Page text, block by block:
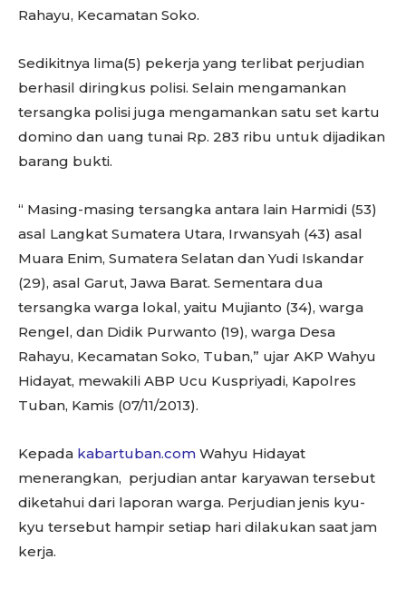
Rahayu, Kecamatan Soko.
Sedikitnya lima(5) pekerja yang terlibat perjudian
berhasil diringkus polisi. Selain mengamankan
tersangka polisi juga mengamankan satu set kartu
domino dan uang tunai Rp. 283 ribu untuk dijadikan
barang bukti.
“ Masing-masing tersangka antara lain Harmidi (53)
asal Langkat Sumatera Utara, Irwansyah (43) asal
Muara Enim, Sumatera Selatan dan Yudi Iskandar
(29), asal Garut, Jawa Barat. Sementara dua
tersangka warga lokal, yaitu Mujianto (34), warga
Rengel, dan Didik Purwanto (19), warga Desa
Rahayu, Kecamatan Soko, Tuban,” ujar AKP Wahyu
Hidayat, mewakili ABP Ucu Kuspriyadi, Kapolres
Tuban, Kamis (07/11/2013).
Kepada kabartuban.com Wahyu Hidayat
menerangkan, perjudian antar karyawan tersebut
diketahui dari laporan warga. Perjudian jenis kyu-
kyu tersebut hampir setiap hari dilakukan saat jam
kerja.